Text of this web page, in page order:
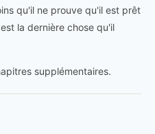
qu'il ne prouve qu'il est prêt
la dernière chose qu'il
supplémentaires.